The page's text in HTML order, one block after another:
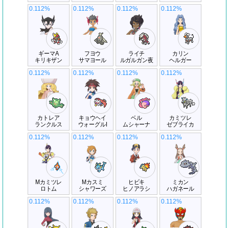
ギーマA
キリキザン
0.112%
フヨウ
サマヨール
0.112%
ライチ
ルガルガン夜
0.112%
カリン
ヘルガー
0.112%
カトレア
ランクルス
0.112%
キョウヘイ
ウォーグルI
0.112%
ベル
ムシャーナ
0.112%
カミツレ
ゼブライカ
0.112%
Mカミツレ
ロトム
0.112%
Mカスミ
シャワーズ
0.112%
ヒビキ
ヒノアラシ
0.112%
ミカン
ハガネール
0.112%
0.112% 0.112% 0.112% 0.112%